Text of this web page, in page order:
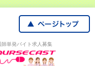
師単発バイト求人募集